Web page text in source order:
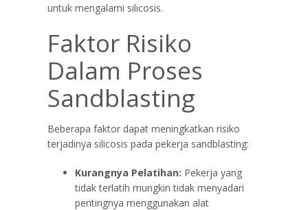
untuk mengalami silicosis.
Faktor Risiko
Dalam Proses
Sandblasting
Beberapa faktor dapat meningkatkan risiko
terjadinya silicosis pada pekerja sandblasting:
Kurangnya Pelatihan: Pekerja yang
tidak terlatih mungkin tidak menyadari
pentingnya menggunakan alat